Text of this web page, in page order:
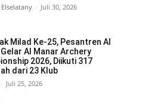
- Juli 30, 2026
Milad Ke-25, Pesantren Al
Al Manar Archery
2026, Diikuti 317
dari 23 Klub
- Juli 25, 2026